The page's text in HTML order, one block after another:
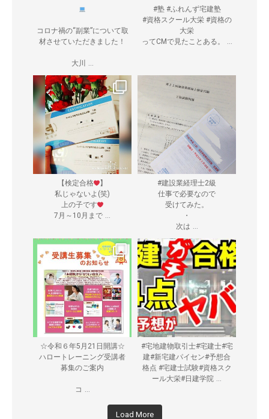
コロナ禍の“副業”について取
材させていただきました！
大川 ...
#塾 #ふれんず宅建塾
#資格スクール大栄 #資格の
大栄
ってCMで見たことある。
...
【検定合格
】
私じゃないよ(笑)
上の子です
7月～10月まで ...
#建設業経理士2級
仕事で必要なので
受けてみた。
・
次は ...
☆令和６年5月21日開講☆
ハロートレーニング受講者
募集のご案内
コ ...
#宅地建物取引士#宅建士#宅
建#新宅建パイセン#予想合
格点 #宅建士試験#資格スク
ール大栄#日建学院 ...
Load More